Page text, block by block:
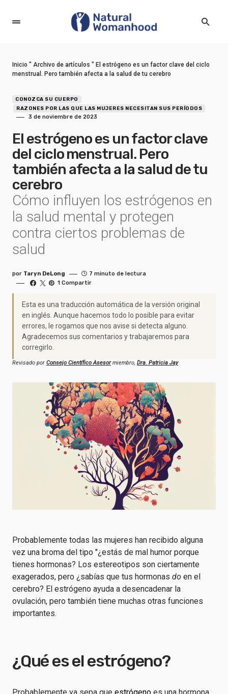
Inicio " Archivo de artículos " El estrógeno es un factor clave del ciclo
menstrual. Pero también afecta a la salud de tu cerebro
CONOZCA SU CUERPO
RAZONES POR LAS QUE LAS MUJERES NECESITAN SUS PERÍODOS
3 de noviembre de 2023
El estrógeno es un factor clave
del ciclo menstrual. Pero
también afecta a la salud de tu
cerebro
Cómo influyen los estrógenos en
la salud mental y protegen
contra ciertos problemas de
salud
por Taryn DeLong
7 minuto de lectura
1 Compartir
Esta es una traducción automática de la versión original
en inglés. Aunque hacemos todo lo posible para evitar
errores, le rogamos que nos avise si detecta alguno.
Agradecemos sus comentarios y trabajaremos para
corregirlo.
Revisado por Consejo Científico Asesormiembro, Dra. Patricia Jay
Probablemente todas las mujeres han recibido alguna
vez una broma del tipo "¿estás de mal humor porque
tienes hormonas? Los estereotipos son ciertamente
exagerados, pero ¿sabías que tus hormonas do en el
cerebro? El estrógeno ayuda a desencadenar la
ovulación, pero también tiene muchas otras funciones
importantes.
¿Qué es el estrógeno?